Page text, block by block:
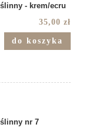
- krem/ecru
35,00 zł
do koszyka
nr 7